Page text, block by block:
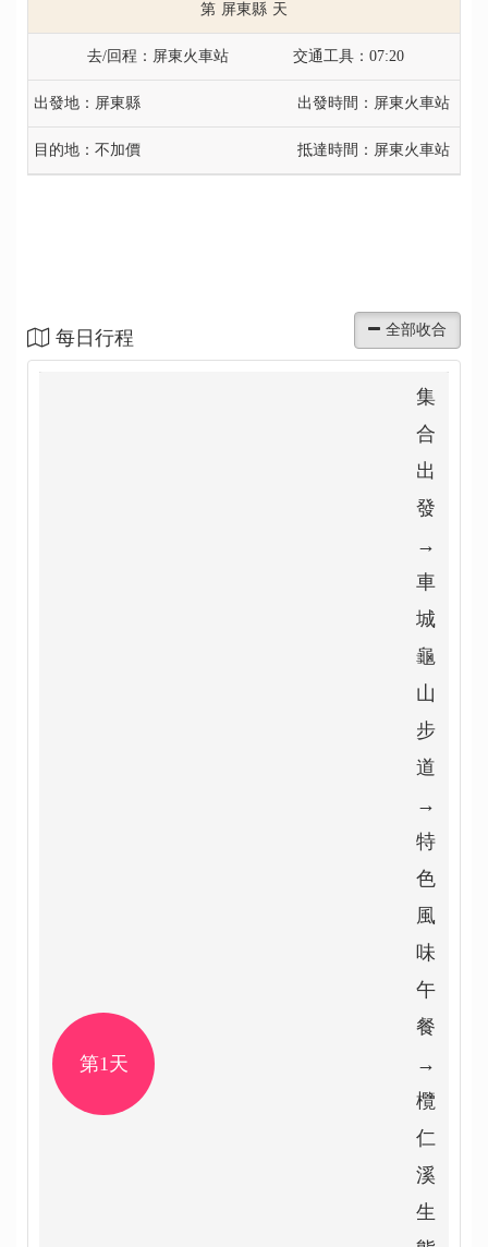
屏東縣
屏東火車站 07:20
屏東縣 屏東火車站
不加價 屏東火車站
每日行程
第1天
集
合
出
發
→
車
城
龜
山
步
道
→
特
色
風
味
午
餐
→
欖
仁
溪
生